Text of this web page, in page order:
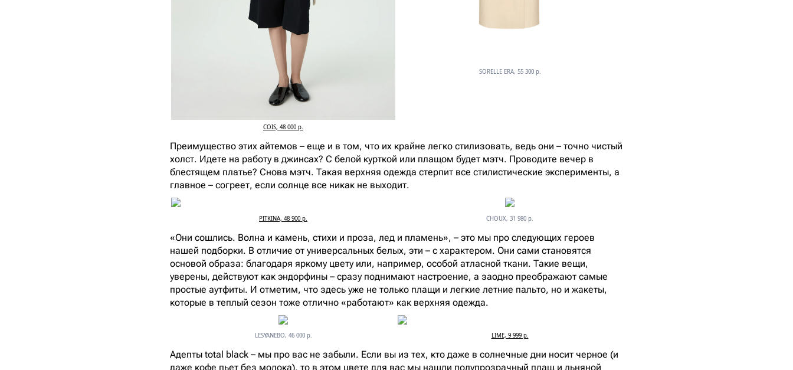
COIS, 48 000 р.
SORELLE ERA, 55 300 р.
Преимущество этих айтемов – еще и в том, что их крайне легко стилизовать, ведь они – точно чистый
холст. Идете на работу в джинсах? С белой курткой или плащом будет мэтч. Проводите вечер в
блестящем платье? Снова мэтч. Такая верхняя одежда стерпит все стилистические эксперименты, а
главное – согреет, если солнце все никак не выходит.
PITKINA, 48 900 р. CHOUX, 31 980 р.
«Они сошлись. Волна и камень, стихи и проза, лед и пламень», – это мы про следующих героев
нашей подборки. В отличие от универсальных белых, эти – с характером. Они сами становятся
основой образа: благодаря яркому цвету или, например, особой атласной ткани. Такие вещи,
уверены, действуют как эндорфины – сразу поднимают настроение, а заодно преображают самые
простые аутфиты. И отметим, что здесь уже не только плащи и легкие летние пальто, но и жакеты,
которые в теплый сезон тоже отлично «работают» как верхняя одежда.
LESYANEBO, 46 000 р. LIME, 9 999 р.
Адепты total black – мы про вас не забыли. Если вы из тех, кто даже в солнечные дни носит черное (и
даже кофе пьет без молока), то в этом цвете для вас мы нашли полупрозрачный плащ и льняной